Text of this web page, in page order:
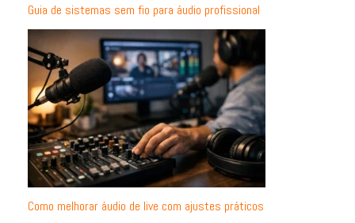
Guia de sistemas sem fio para áudio profissional
Como melhorar áudio de live com ajustes práticos